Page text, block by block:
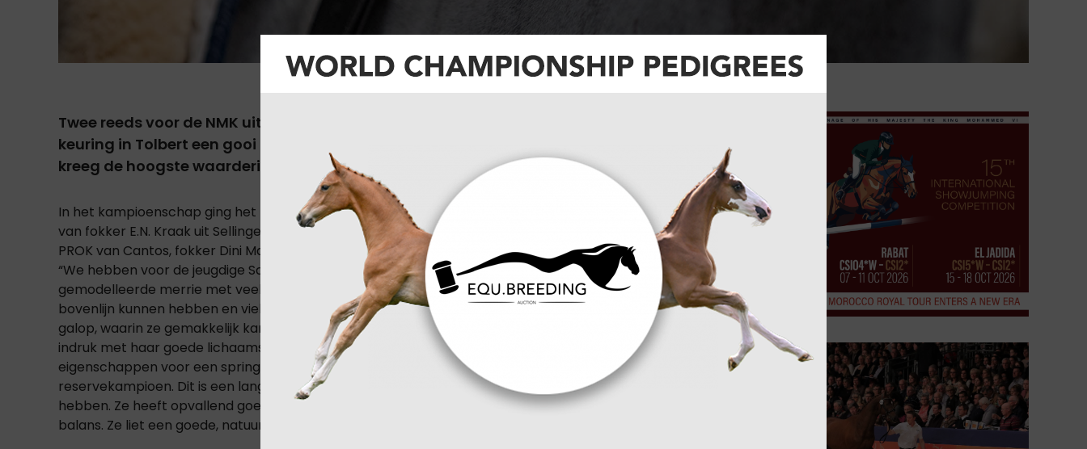
Twee reeds voor de NMK uitgenodigde springmerries deden op de goed bezochte
keuring in Tolbert een gooi naar het kampioenschap. Sarissa (v.Landino Gold)
kreeg de hoogste waardering.
In het kampioenschap ging het tussen Silou EK (Corlou PS uit Nila stb PROK van Impressive VDL)
van fokker E.N. Kraak uit Sellingen en Sarissa (Landino Gold uit Clarissa elite EPTM-spr sport-spr
PROK van Cantos, fokker Dini Markhorst-vd Velde uit Brucht) van Age Flapper uit Langezwaag.
“We hebben voor de jeugdige Sarissa gekozen, zij wordt vandaag kampioen. Het is een goed
gemodelleerde merrie met veel bloed en een evenredige bouw. Ze zou iets meer bespiering in de
bovenlijn kunnen hebben en viel op de stamboekkeuring al positief op met haar lichtvoetige
galop, waarin ze gemakkelijk kan changeren en veel balans heeft. Bij het springen maakte ze
indruk met haar goede lichaamsgebruik en atletisch vermogen, dat zijn waardevolle
eigenschappen voor een springpaard. Daarmee wordt de goed gemodelleerde Silou EK
reservekampioen. Dit is een langgelijnde merrie die iets meer jeugd- en bloeduitstraling mocht
hebben. Ze heeft opvallend goed gegaloppeerd op de stamboekkeuring, met veel afdruk en
balans. Ze liet een goede, natuurlijke en constante springverrichting zien”, sprak Wim Versteeg.